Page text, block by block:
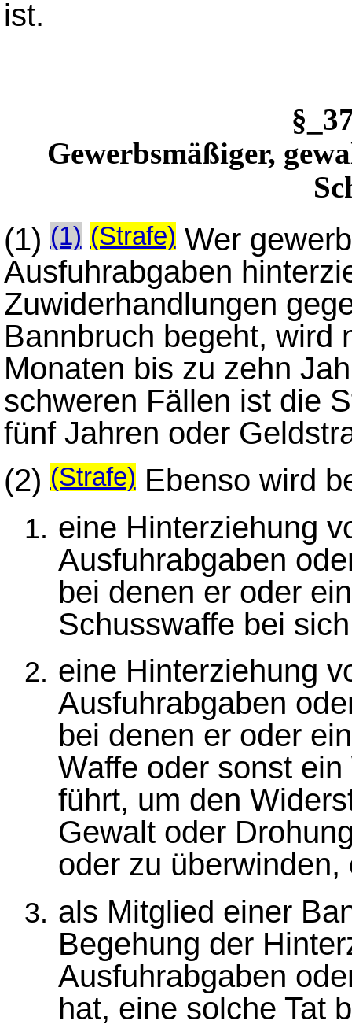
ist.
Gewerbsmäßiger,
(1)(1) (Strafe) Wer
Ausfuhrabgaben
Zuwiderhandlungen
Bannbruch begeht, wird
Monaten bis zu zehn
schweren Fällen ist die
fünf Jahren oder
(2)(Strafe) Ebenso wird
eine Hinterziehung
Ausfuhrabgaben
bei denen er oder
Schusswaffe bei
eine Hinterziehung
Ausfuhrabgaben
bei denen er oder
Waffe oder sonst
führt, um den
Gewalt oder
oder zu überwinden,
als Mitglied einer
Begehung der
Ausfuhrabgaben
hat, eine solche Tat